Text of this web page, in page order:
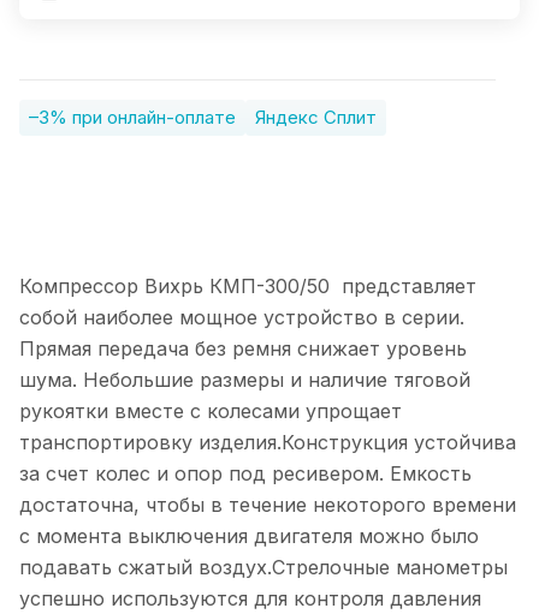
–3% при онлайн-оплате Яндекс Сплит
Компрессор Вихрь КМП-300/50 представляет
собой наиболее мощное устройство в серии.
Прямая передача без ремня снижает уровень
шума. Небольшие размеры и наличие тяговой
рукоятки вместе с колесами упрощает
транспортировку изделия.Конструкция устойчива
за счет колес и опор под ресивером. Емкость
достаточна, чтобы в течение некоторого времени
с момента выключения двигателя можно было
подавать сжатый воздух.Стрелочные манометры
успешно используются для контроля давления